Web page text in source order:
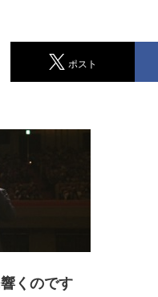
ポスト
くのです